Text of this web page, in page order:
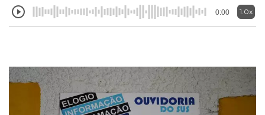
0:00 1.0x